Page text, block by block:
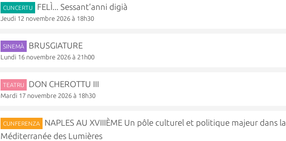
CUNCERTU FELÌ... Sessant’anni digià
Jeudi 12 novembre 2026 à 18h30
SINEMÀ BRUSGIATURE
Lundi 16 novembre 2026 à 21h00
TEATRU DON CHEROTTU III
Mardi 17 novembre 2026 à 18h30
CUNFERENZA
NAPLES AU XVIIIÈME Un pôle culturel et politique majeur dans la
Méditerranée des Lumières